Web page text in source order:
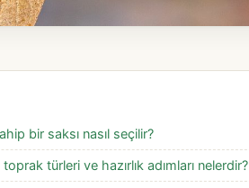
bir saksı nasıl seçilir?
türleri ve hazırlık adımları nelerdir?